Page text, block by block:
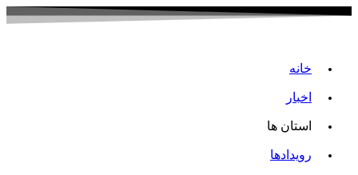
خانه
اخبار
استان ها
رویدادها